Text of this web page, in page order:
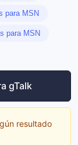
para MSN
para MSN
gTalk
resultado